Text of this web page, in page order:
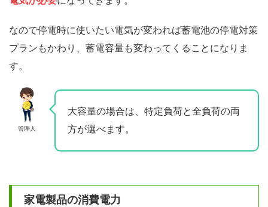
なので停電時に使いたい電気が変われば蓄電池の停電対策
プランもかわり、蓄電容量も変わってくることになりま
す。
管理人
大容量の場合は、特定負荷と全負荷の両
方が選べます。
家電製品の消費電力